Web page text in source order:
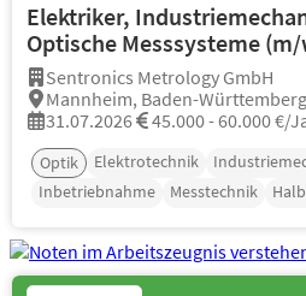
Elektriker,
Optische Messsysteme
Sentronics Metrology GmbH
Mannheim, Baden-Württemberg
31.07.2026
45.000 - 60.000 €/
Optik Elektrotechnik
Inbetriebnahme
Messtechnik